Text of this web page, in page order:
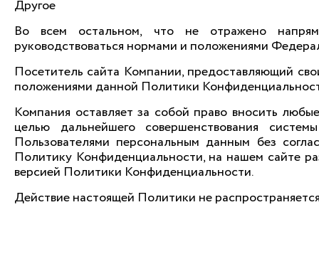
Другое
Во всем остальном, что не отражено
руководствоваться нормами и положениями
Посетитель сайта Компании, предоставляющий
положениями данной Политики
Компания оставляет за собой право вносить
целью дальнейшего совершенствования
Пользователями персональным данным без
Политику Конфиденциальности, на нашем сайте
версией Политики Конфиденциальности.
Действие настоящей Политики не